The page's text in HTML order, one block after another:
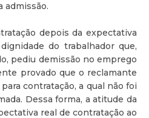
admissão.
depois da expectativa
do trabalhador que,
pediu demissão no emprego
provado que o reclamante
contratação, a qual não foi
Dessa forma, a atitude da
real de contratação ao